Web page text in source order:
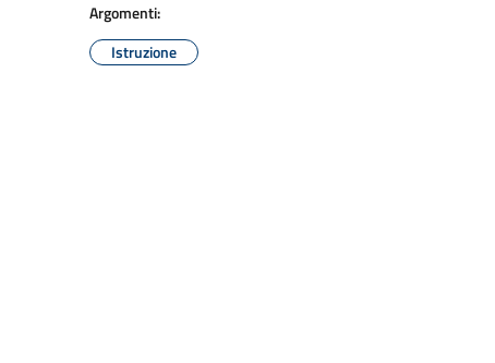
Argomenti:
Istruzione